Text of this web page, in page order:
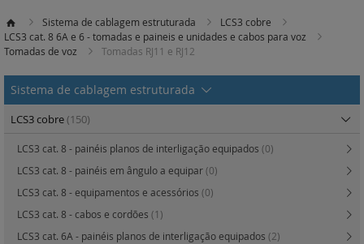
Sistema de cablagem estruturada
LCS3 cobre
LCS3 cat. 8 6A e 6 - tomadas e paineis e unidades e cabos para voz
Tomadas de voz
Tomadas RJ11 e RJ12
Sistema de cablagem estruturada
LCS3 cobre(150)
LCS3 cat. 8 - painéis planos de interligação equipados (0)
LCS3 cat. 8 - painéis em ângulo a equipar(0)
LCS3 cat. 8 - equipamentos e acessórios (0)
LCS3 cat. 8 - cabos e cordões (1)
LCS3 cat. 6A - painéis planos de interligação equipados (2)